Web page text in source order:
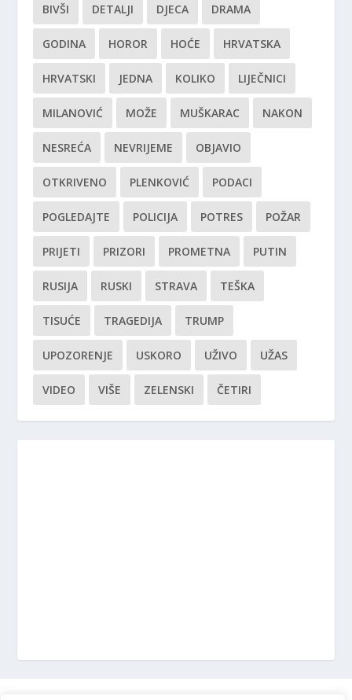
BIVŠI DETALJI DJECA DRAMA
GODINA HOROR HOĆE HRVATSKA
HRVATSKI JEDNA KOLIKO LIJEČNICI
MILANOVIĆ MOŽE MUŠKARAC NAKON
NESREĆA NEVRIJEME OBJAVIO
OTKRIVENO PLENKOVIĆ PODACI
POGLEDAJTE POLICIJA POTRES POŽAR
PRIJETI PRIZORI PROMETNA PUTIN
RUSIJA RUSKI STRAVA TEŠKA
TISUĆE TRAGEDIJA TRUMP
UPOZORENJE USKORO UŽIVO UŽAS
VIDEO VIŠE ZELENSKI ČETIRI